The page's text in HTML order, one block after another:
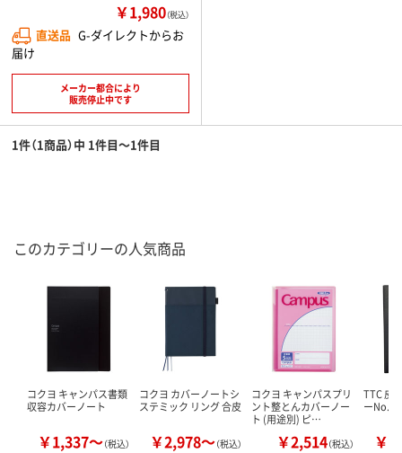
￥1,980（税込）
直送品 G-ダイレクトからお
届け
メーカー都合により
販売停止中です
1件（1商品）中 1件目～1件目
このカテゴリーの人気商品
コクヨ キャンパス書類
収容カバーノート
￥1,337～（税込）
コクヨ カバーノートシ
ステミック リング 合皮
￥2,978～（税込）
コクヨ キャンパスプリ
ント整とんカバーノー
ト (用途別) ピ…
￥2,514（税込）
TTC 皮
ーNo.14
￥